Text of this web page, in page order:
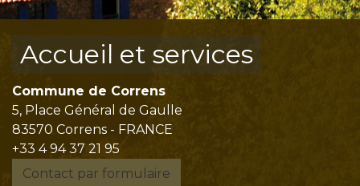
Accueil et services
Commune de Correns
5, Place Général de Gaulle
83570 Correns - FRANCE
+33 4 94 37 21 95
Contact par formulaire